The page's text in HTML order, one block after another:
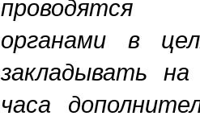
проводятся
органами в
закладывать
часа